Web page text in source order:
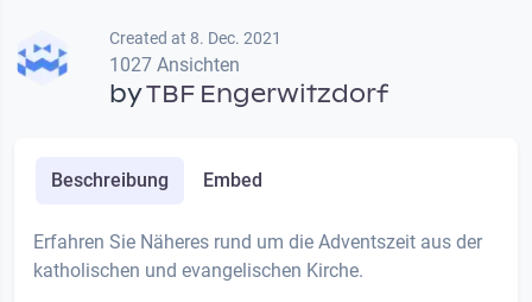
Created at 8. Dec. 2021
1027 Ansichten
byTBF Engerwitzdorf
Beschreibung Embed
Erfahren Sie Näheres rund um die Adventszeit aus der
katholischen und evangelischen Kirche.